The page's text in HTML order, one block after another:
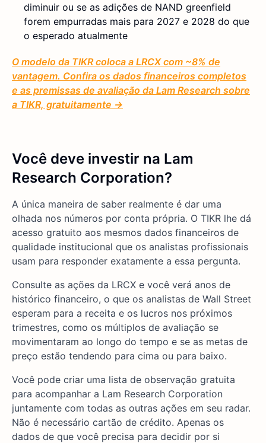
diminuir ou se as adições de NAND greenfield
forem empurradas mais para 2027 e 2028 do que
o esperado atualmente
O modelo da TIKR coloca a LRCX com ~8% de
vantagem. Confira os dados financeiros completos
e as premissas de avaliação da Lam Research sobre
a TIKR, gratuitamente →
Você deve investir na Lam
Research Corporation?
A única maneira de saber realmente é dar uma
olhada nos números por conta própria. O TIKR lhe dá
acesso gratuito aos mesmos dados financeiros de
qualidade institucional que os analistas profissionais
usam para responder exatamente a essa pergunta.
Consulte as ações da LRCX e você verá anos de
histórico financeiro, o que os analistas de Wall Street
esperam para a receita e os lucros nos próximos
trimestres, como os múltiplos de avaliação se
movimentaram ao longo do tempo e se as metas de
preço estão tendendo para cima ou para baixo.
Você pode criar uma lista de observação gratuita
para acompanhar a Lam Research Corporation
juntamente com todas as outras ações em seu radar.
Não é necessário cartão de crédito. Apenas os
dados de que você precisa para decidir por si